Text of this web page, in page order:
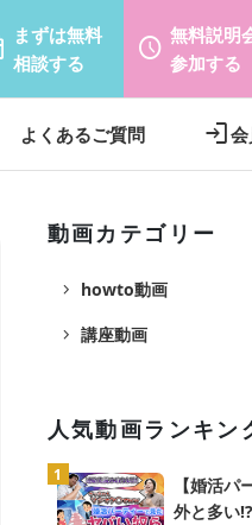
まずは無料
相談する
schedule 無料説明
参加する
よくあるご質問 login
動画カテゴリー
navigate_next howto動画
navigate_next 講座動画
人気動画ランキン
1
【婚活パ
外と多い